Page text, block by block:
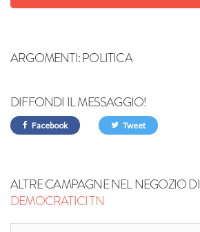
ARGOMENTI:POLITICA
DIFFONDI IL MESSAGGIO!
Facebook Tweet
ALTRE CAMPAGNE NEL NEGOZIO DI
DEMOCRATICI TN